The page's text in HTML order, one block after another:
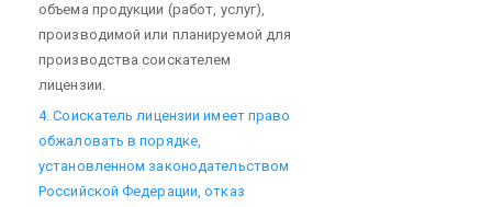
объема продукции (работ, услуг),
производимой или планируемой для
производства соискателем
лицензии.
4. Соискатель лицензии имеет право
обжаловать в порядке,
установленном законодательством
Российской Федерации, отказ